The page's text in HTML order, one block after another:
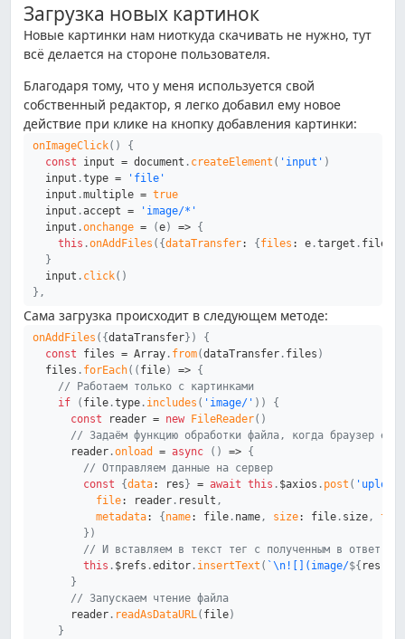
Загрузка новых картинок
Новые картинки нам ниоткуда скачивать не нужно, тут
всё делается на стороне пользователя.
Благодаря тому, что у меня используется свой
собственный редактор, я легко добавил ему новое
действие при клике на кнопку добавления картинки:
onImageClick( )
{
const input = document . createElement ( 'input' )
  input
.type =
'file'
  input
.multiple = true
  input
.accept =
'image/*'
  input
.onchange = (e) => {
this .onAddFiles ( {dataTransfer: { files : e .target . files
}
  input
. click( )
} ,
Сама загрузка происходит в следующем методе:
onAddFiles ( {dataTransfer} )
{
const files = Array . from(dataTransfer . files )
  files
. forEach( ( file) => {
// Работаем только с картинками
if
( file .type . includes ( 'image/' ) )
{
const reader = new FileReader( )
// Задаём функцию обработки файла, когда браузер его
      reader
.onload = async ( ) => {
// Отправляем данные на сервер
const
{data: res} = await this . $axios . post ( 'upload'
file: reader . result ,
metadata: {name: file . name , size: file . size ,
type
} )
// И вставляем в текст тег с полученным в ответ
this . $refs .editor . insertText ( `\n![](image/${ res
}
// Запускаем чтение файла
      reader
. readAsDataURL ( file)
}